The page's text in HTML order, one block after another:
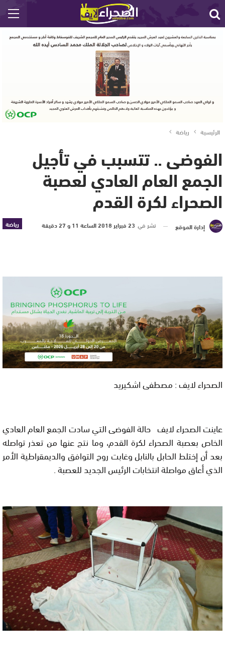
الرئيسية رياضة
الفوضى .. تتسبب في تأجيل
الجمع العام العادي لعصبة
الصحراء لكرة القدم
رياضة إدارة الموقع نشر في 23 فبراير 2018 الساعة 11 و 27 دقيقة
الصحراء لايف : مصطفى اشكيريد
عاينت الصحراء لايف حالة الفوضى التي سادت الجمع العام العادي
الخاص بعصبة الصحراء لكرة القدم، وما نتج عنها من تعذر تواصله
بعد أن إختلط الحابل بالنابل وغابت روح التوافق والديمقراطية الأمر
الذي أعاق مواصلة انتخابات الرئيس الجديد للعصبة .